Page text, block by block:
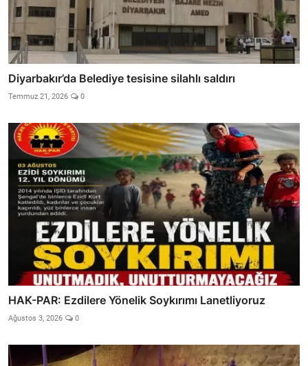
Diyarbakır’da Belediye tesisine silahlı saldırı
Temmuz 21, 2026 0
HAK-PAR: Ezdilere Yönelik Soykırımı Lanetliyoruz
Ağustos 3, 2026 0